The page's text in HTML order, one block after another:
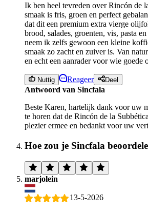
Ik ben heel tevreden over Rincón de
smaak is fris, groen en perfect
dat dit een premium extra vierge
brood, salades, groenten, vis, pasta
neem ik zelfs gewoon een kleine
smaak zo zacht en zuiver is. Van
en echt een aanrader voor wie goede
Nuttig Reageer Deel
Antwoord van Sincfala
Beste Karen, hartelijk dank voor uw
te horen dat de Rincón de la
plezier ermee en bedankt voor uw
Hoe zou je Sincfala
marjolein
13-5-2026